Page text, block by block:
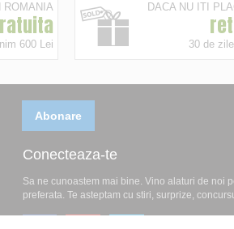
ROMANIA
600 Lei
DACA NU ITI
30 de
Abonare
Conecteaza-te
Sa ne cunoastem mai bine. Vino alaturi de noi
preferata. Te asteptam cu stiri, surprize,